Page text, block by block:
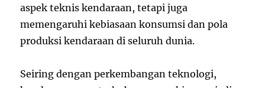
aspek teknis kendaraan, tetapi juga
memengaruhi kebiasaan konsumsi dan pola
produksi kendaraan di seluruh dunia.
Seiring dengan perkembangan teknologi,